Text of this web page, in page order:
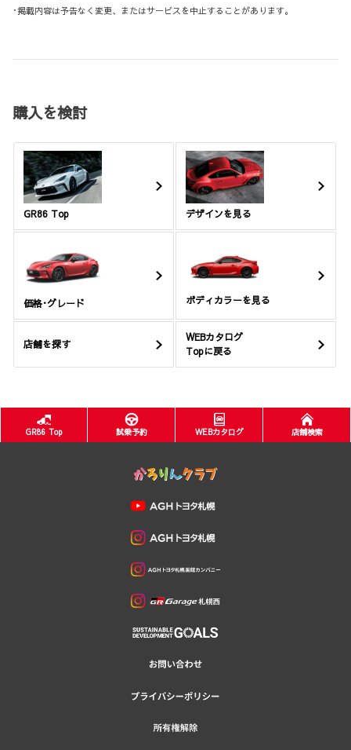
･掲載内容は予告なく変更、またはサービスを中止することがあります。
購入を検討
GR86 Top デザインを見る
価格･グレード ボディカラーを見る
店舗を探す
WEBカタログ
Topに戻る
GR86 Top 試乗予約 WEBカタログ 店舗検索